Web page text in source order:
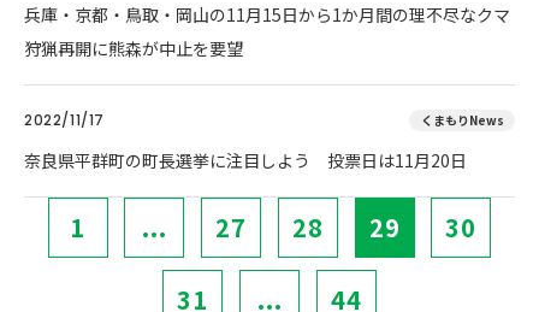
兵庫・京都・鳥取・岡山の11月15日から1か月間の理不尽なクマ
狩猟再開に熊森が中止を要望
2022/11/17 くまもりNews
奈良県平群町の町長選挙に注目しよう 投票日は11月20日
1 ... 27 28 29 30
31 ... 44